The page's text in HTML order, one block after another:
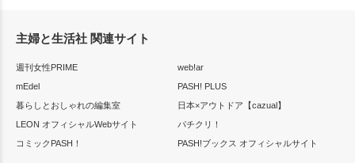
主婦と生活社 関連サイト
週刊女性PRIME
web!ar
mEdel
PASH! PLUS
暮らしとおしゃれの編集室
日本×アウトドア【cazual】
LEON オフィシャルWebサイト
パチクリ！
コミックPASH！
PASH!ブックス オフィシャルサイト